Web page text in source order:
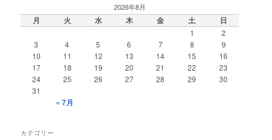
ー
シ
2026年8月
月 火 水 木 金 土 日
1
2
3
4 5 6 7 8
9
10
11 12 13 14 15
16
17
18 19 20 21 22
23
24
25 26 27 28 29
30
31
« 7月
カテゴリー